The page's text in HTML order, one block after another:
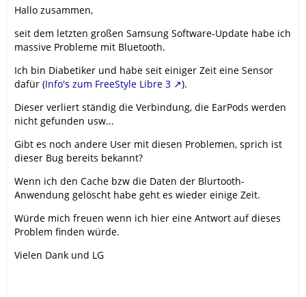
Hallo zusammen,
seit dem letzten großen Samsung Software-Update habe ich
massive Probleme mit Bluetooth.
Ich bin Diabetiker und habe seit einiger Zeit eine Sensor
dafür (Info's zum FreeStyle Libre 3
).
Dieser verliert ständig die Verbindung, die EarPods werden
nicht gefunden usw...
Gibt es noch andere User mit diesen Problemen, sprich ist
dieser Bug bereits bekannt?
Wenn ich den Cache bzw die Daten der Blurtooth-
Anwendung gelöscht habe geht es wieder einige Zeit.
Würde mich freuen wenn ich hier eine Antwort auf dieses
Problem finden würde.
Vielen Dank und LG